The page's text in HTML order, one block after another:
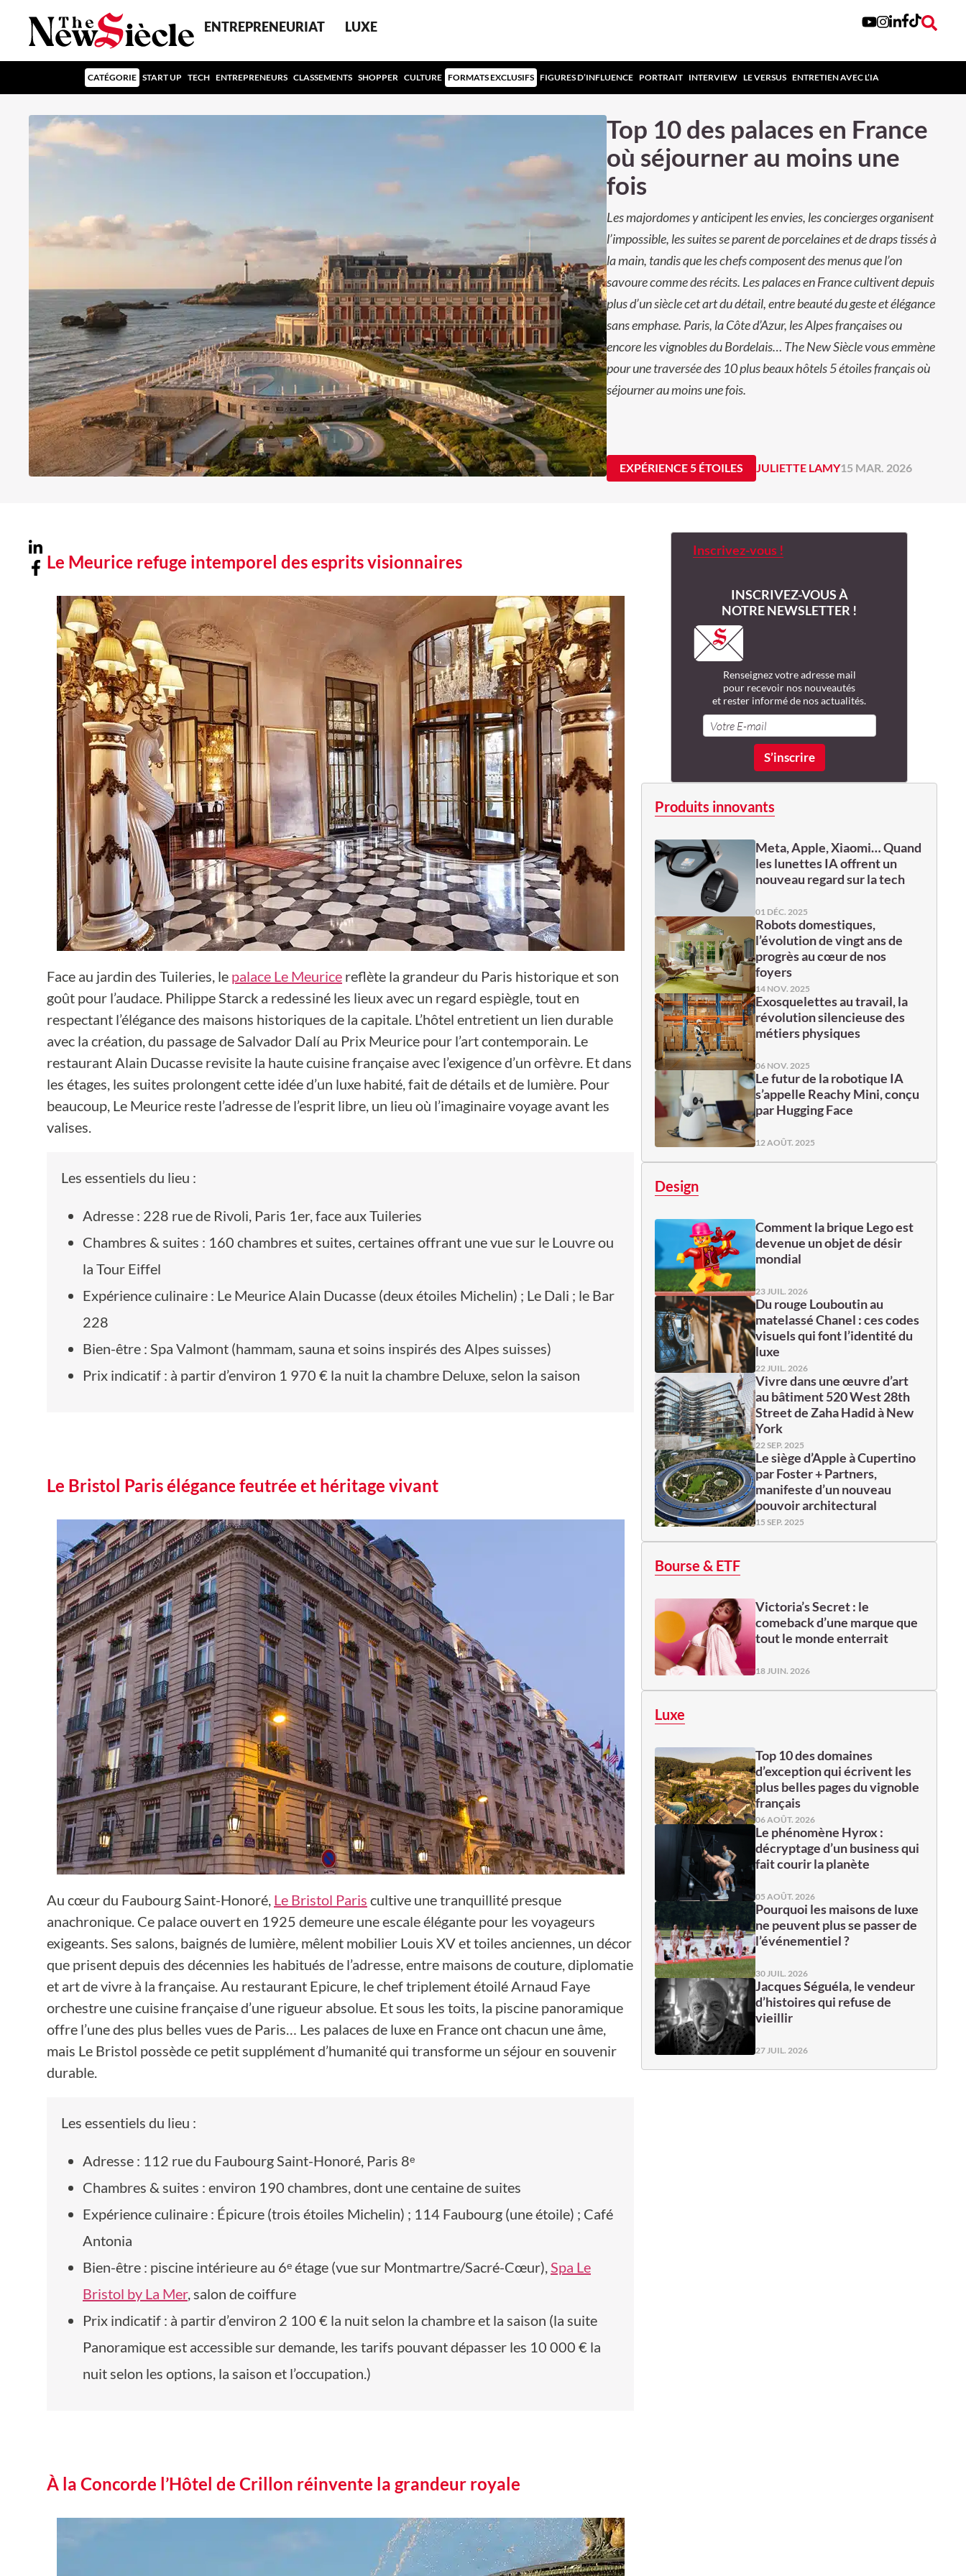
ENTREPRENEURIAT LUXE
CATÉGORIE START UP TECH ENTREPRENEURS CLASSEMENTS SHOPPER CULTURE FORMATS EXCLUSIFS FIGURES D’INFLUENCE PORTRAIT INTERVIEW LE VERSUS ENTRETIEN AVEC L’IA
Top 10 des palaces en France
où séjourner au moins une
fois
Les majordomes y anticipent les envies, les concierges organisent
l’impossible, les suites se parent de porcelaines et de draps tissés à
la main, tandis que les chefs composent des menus que l’on
savoure comme des récits. Les palaces en France cultivent depuis
plus d’un siècle cet art du détail, entre beauté du geste et élégance
sans emphase. Paris, la Côte d’Azur, les Alpes françaises ou
encore les vignobles du Bordelais… The New Sièclevous emmène
pour une traversée des 10 plus beaux hôtels 5 étoiles français où
séjourner au moins une fois.
EXPÉRIENCE 5 ÉTOILES JULIETTE LAMY15 MAR. 2026
Le Meurice refuge intemporel des esprits visionnaires
Face au jardin des Tuileries, le palace Le Meurice reflète la grandeur du Paris historique et son
goût pour l’audace. Philippe Starck a redessiné les lieux avec un regard espiègle, tout en
respectant l’élégance des maisons historiques de la capitale. L’hôtel entretient un lien durable
avec la création, du passage de Salvador Dalí au Prix Meurice pour l’art contemporain. Le
restaurant Alain Ducasse revisite la haute cuisine française avec l’exigence d’un orfèvre. Et dans
les étages, les suites prolongent cette idée d’un luxe habité, fait de détails et de lumière. Pour
beaucoup, Le Meurice reste l’adresse de l’esprit libre, un lieu où l’imaginaire voyage avant les
valises.
Les essentiels du lieu :
Adresse : 228 rue de Rivoli, Paris 1er, face aux Tuileries
Chambres & suites : 160 chambres et suites, certaines offrant une vue sur le Louvre ou
la Tour Eiffel
Expérience culinaire : Le Meurice Alain Ducasse (deux étoiles Michelin) ; Le Dali ; le Bar
228
Bien-être : Spa Valmont (hammam, sauna et soins inspirés des Alpes suisses)
Prix indicatif : à partir d’environ 1 970 € la nuit la chambre Deluxe, selon la saison
Le Bristol Paris élégance feutrée et héritage vivant
Au cœur du Faubourg Saint-Honoré, Le Bristol Paris cultive une tranquillité presque
anachronique. Ce palace ouvert en 1925 demeure une escale élégante pour les voyageurs
exigeants. Ses salons, baignés de lumière, mêlent mobilier Louis XV et toiles anciennes, un décor
que prisent depuis des décennies les habitués de l’adresse, entre maisons de couture, diplomatie
et art de vivre à la française. Au restaurant Epicure, le chef triplement étoilé Arnaud Faye
orchestre une cuisine française d’une rigueur absolue. Et sous les toits, la piscine panoramique
offre l’une des plus belles vues de Paris… Les palaces de luxe en France ont chacun une âme,
mais Le Bristol possède ce petit supplément d’humanité qui transforme un séjour en souvenir
durable.
Les essentiels du lieu :
Adresse : 112 rue du Faubourg Saint-Honoré, Paris 8ᵉ
Chambres & suites : environ 190 chambres, dont une centaine de suites
Expérience culinaire : Épicure (trois étoiles Michelin) ; 114 Faubourg (une étoile) ; Café
Antonia
Bien-être : piscine intérieure au 6ᵉ étage (vue sur Montmartre/Sacré-Cœur), Spa Le
Bristol by La Mer, salon de coiffure
Prix indicatif : à partir d’environ 2 100 € la nuit selon la chambre et la saison (la suite
Panoramique est accessible sur demande, les tarifs pouvant dépasser les 10 000 € la
nuit selon les options, la saison et l’occupation.)
À la Concorde l’Hôtel de Crillon réinvente la grandeur royale
Inscrivez-vous !
INSCRIVEZ-VOUS À
NOTRE NEWSLETTER !
Renseignez votre adresse mail
pour recevoir nos nouveautés
et rester informé de nos actualités.
Produits innovants
Meta, Apple, Xiaomi… Quand
les lunettes IA offrent un
nouveau regard sur la tech
01 DÉC. 2025
Robots domestiques,
l’évolution de vingt ans de
progrès au cœur de nos
foyers
14 NOV. 2025
Exosquelettes au travail, la
révolution silencieuse des
métiers physiques
06 NOV. 2025
Le futur de la robotique IA
s’appelle Reachy Mini, conçu
par Hugging Face
12 AOÛT. 2025
Design
Comment la brique Lego est
devenue un objet de désir
mondial
23 JUIL. 2026
Du rouge Louboutin au
matelassé Chanel : ces codes
visuels qui font l’identité du
luxe
22 JUIL. 2026
Vivre dans une œuvre d’art
au bâtiment 520 West 28th
Street de Zaha Hadid à New
York
22 SEP. 2025
Le siège d’Apple à Cupertino
par Foster + Partners,
manifeste d’un nouveau
pouvoir architectural
15 SEP. 2025
Bourse & ETF
Victoria’s Secret : le
comeback d’une marque que
tout le monde enterrait
18 JUIN. 2026
Luxe
Top 10 des domaines
d’exception qui écrivent les
plus belles pages du vignoble
français
06 AOÛT. 2026
Le phénomène Hyrox :
décryptage d’un business qui
fait courir la planète
05 AOÛT. 2026
Pourquoi les maisons de luxe
ne peuvent plus se passer de
l’événementiel ?
30 JUIL. 2026
Jacques Séguéla, le vendeur
d’histoires qui refuse de
vieillir
27 JUIL. 2026